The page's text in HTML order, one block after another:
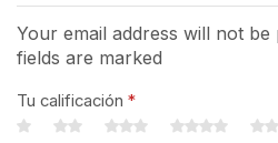
Your email address will not be
fields are marked
Tu calificación *